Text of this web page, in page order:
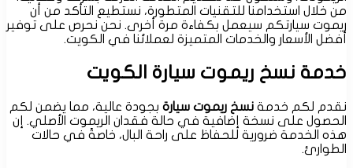
من خلال استخدامنا للتقنيات المتطورة، نستطيع التأكد من أن
ريموت سيارتكم سيعمل بكفاءة مرة أخرى. نحن نحرص على توفير
أفضل الأسعار والخدمات المتميزة لعملائنا في الكويت.
خدمة نسخ ريموت سيارة الكويت
نقدم لكم خدمة نسخ ريموت سيارة بجودة عالية، مما يضمن لكم
الحصول على نسخة إضافية في حالة فقدان الريموت الأصلي. إن
هذه الخدمة ضرورية للحفاظ على راحة البال، خاصةً في حالات
الطوارئ.